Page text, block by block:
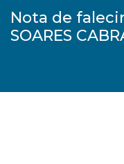
Nota de
SOARES